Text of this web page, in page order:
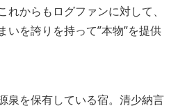
からもログファンに対して、
いを誇りを持って”本物”を提供
泉を保有している宿。清少納言